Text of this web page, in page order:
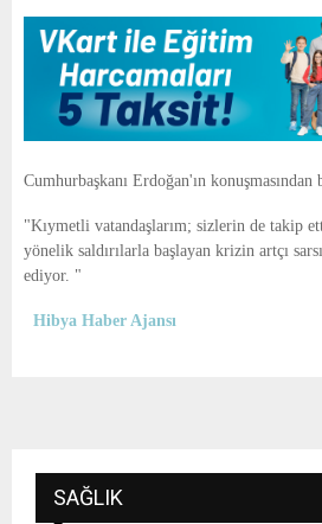
E
N
Cumhurbaşkanı Erdoğan'ın konuşmasından
"Kıymetli vatandaşlarım; sizlerin de takip
yönelik saldırılarla başlayan krizin artçı
ediyor. "
Hibya Haber Ajansı
SAĞLIK